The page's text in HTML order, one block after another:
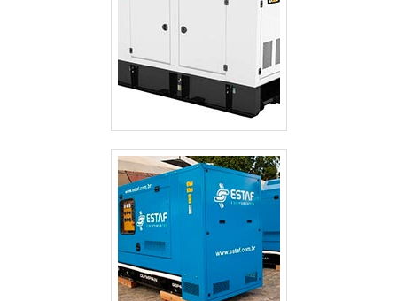
ALUGUEL DE GERADOR DE ENERGIA SP
ALUGUEL DE GERADOR DE ENERGIA PREÇO SÃO PAULO
ALUGUEL DE GERADOR DE ENERGIA PREÇO GUARULHOS
ALUGUEL DE GERADOR DE ENERGIA PARA FESTAS PREÇO SÃO PAULO
ALUGUEL DE GERADOR DE ENERGIA GUARULHOS
ALUGUEL DE GERADOR DE ENERGIA EM GUARULHOS
ALUGUEL DE GERADOR DE ENERGIA ELÉTRICA
ALUGUEL DE GERADOR DE ENERGIA DE PEQUENO PORTE
ALUGUEL DE GERADOR DE ENERGIA CAMPINAS
ALUGUEL DE GERADOR DE ENERGIA A DIESEL
ALUGUEL DE GERADOR DE ENERGIA A DIESEL SÃO PAULO